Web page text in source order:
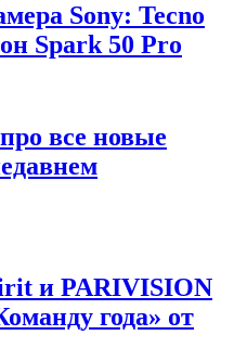
Sony: Tecno
Spark 50 Pro
все новые
и PARIVISION
года» от